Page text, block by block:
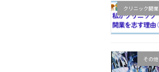
クリニック開業
その他